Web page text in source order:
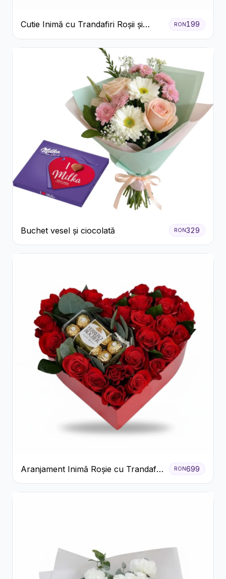
Cutie Inimă cu Trandafiri Roșii și
Raffaello
RON199
Buchet vesel și ciocolată RON329
Aranjament Inimă Roșie cu Trandafiri
și Ferrero Rocher Premium
RON699